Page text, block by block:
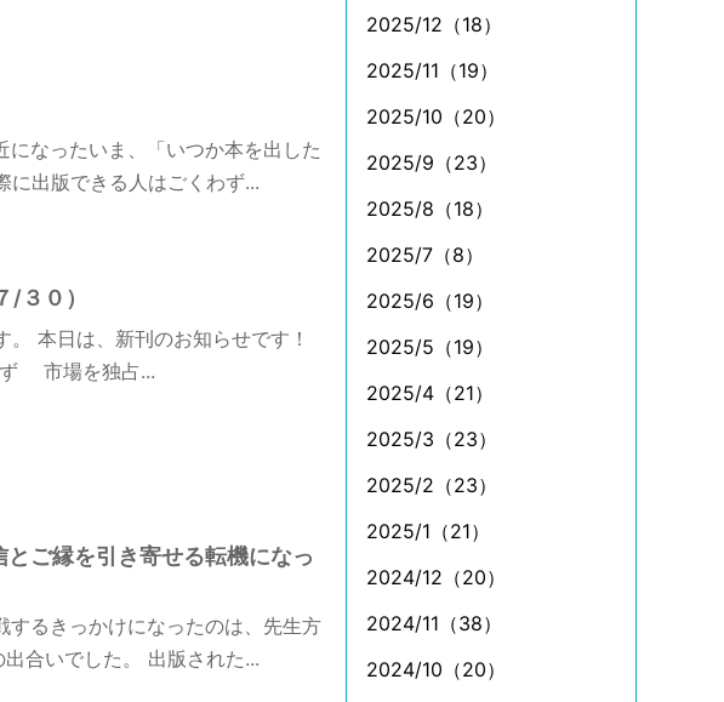
なったいま、「いつか本を出した
に出版できる人はごくわず...
３０）
本日は、新刊のお知らせです！
ず 市場を独占...
とご縁を引き寄せる転機になっ
るきっかけになったのは、先生方
合いでした。 出版された...
2025/12（18）
2025/11（19）
2025/10（20）
2025/9（23）
2025/8（18）
2025/7（8）
2025/6（19）
2025/5（19）
2025/4（21）
2025/3（23）
2025/2（23）
2025/1（21）
2024/12（20）
2024/11（38）
2024/10（20）